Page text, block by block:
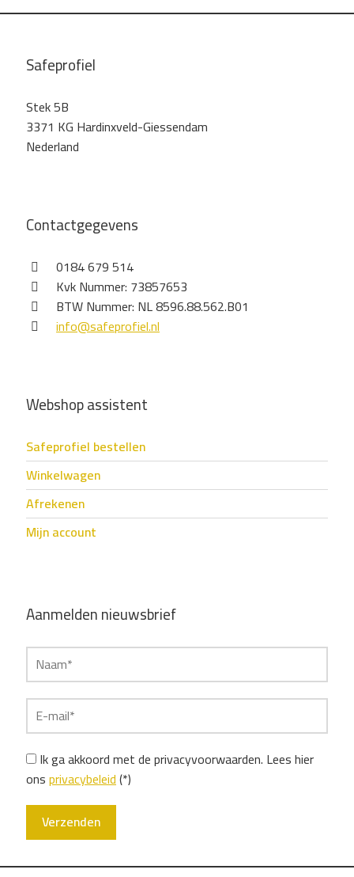
Safeprofiel
Stek 5B
3371 KG Hardinxveld-Giessendam
Nederland
Contactgegevens
0184 679 514
Kvk Nummer: 73857653
BTW Nummer: NL 8596.88.562.B01
info@safeprofiel.nl
Webshop assistent
Safeprofiel bestellen
Winkelwagen
Afrekenen
Mijn account
Aanmelden nieuwsbrief
Ik ga akkoord met de privacyvoorwaarden. Lees hier
onsprivacybeleid(*)